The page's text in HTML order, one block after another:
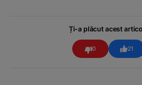
Ți-a plăcut acest
0 21